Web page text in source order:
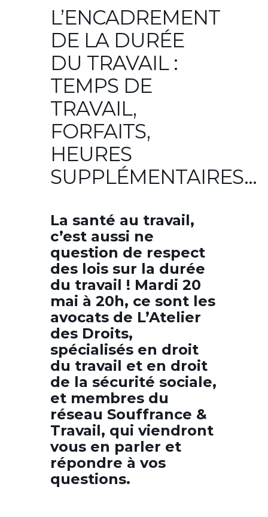
L’ENCADREMENT
DE LA DURÉE
DU TRAVAIL :
TEMPS DE
TRAVAIL,
FORFAITS,
HEURES
SUPPLÉMENTAIRES…
La santé au travail,
c’est aussi ne
question de respect
des lois sur la durée
du travail ! Mardi 20
mai à 20h, ce sont les
avocats de L’Atelier
des Droits,
spécialisés en droit
du travail et en droit
de la sécurité sociale,
et membres du
réseau Souffrance &
Travail, qui viendront
vous en parler et
répondre à vos
questions.